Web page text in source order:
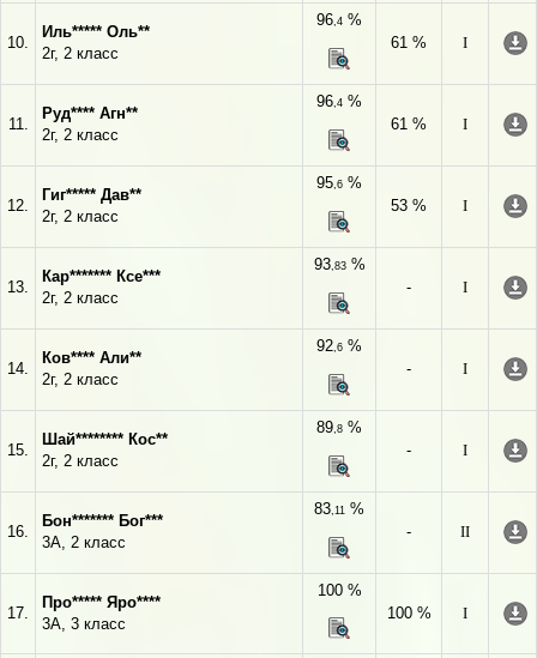
10.
Иль***** Оль**
2г, 2 класс
96,4 %
61 %
I
11.
Руд**** Агн**
2г, 2 класс
96,4 %
61 %
I
12.
Гиг***** Дав**
2г, 2 класс
95,6 %
53 %
I
13.
Кар******* Ксе***
2г, 2 класс
93,83%
-
I
14.
Ков**** Али**
2г, 2 класс
92,6 %
-
I
15.
Шай******** Кос**
2г, 2 класс
89,8 %
-
I
16.
Бон******* Бог***
3А, 2 класс
83,11 %
-
II
17.
Про***** Яро****
3А, 3 класс
100 %
100 %
I